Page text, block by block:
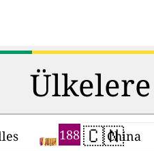
Ülkelere
188 🇨🇳China